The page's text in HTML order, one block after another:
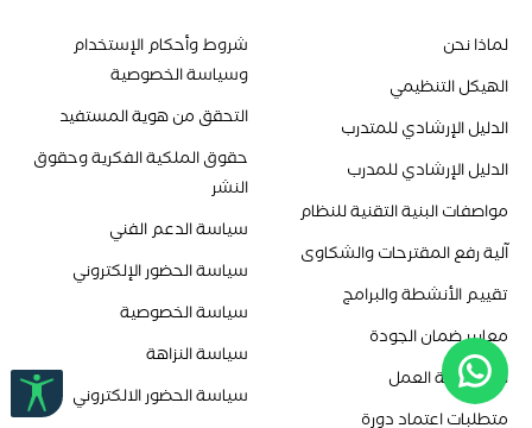
لماذا نحن
الهيكل التنظيمي
الدليل الإرشادي للمتدرب
الدليل الإرشادي للمدرب
مواصفات البنية التقنية للنظام
آلية رفع المقترحات والشكاوى
تقييم الأنشطة والبرامج
معايير ضمان الجودة
استراتيجية العمل
متطلبات اعتماد دورة
شروط وأحكام الإستخدام
وسياسة الخصوصية
التحقق من هوية المستفيد
حقوق الملكية الفكرية وحقوق
النشر
سياسة الدعم الفني
سياسة الحضور الإلكتروني
سياسة الخصوصية
سياسة النزاهة
سياسة الحضور الالكتروني